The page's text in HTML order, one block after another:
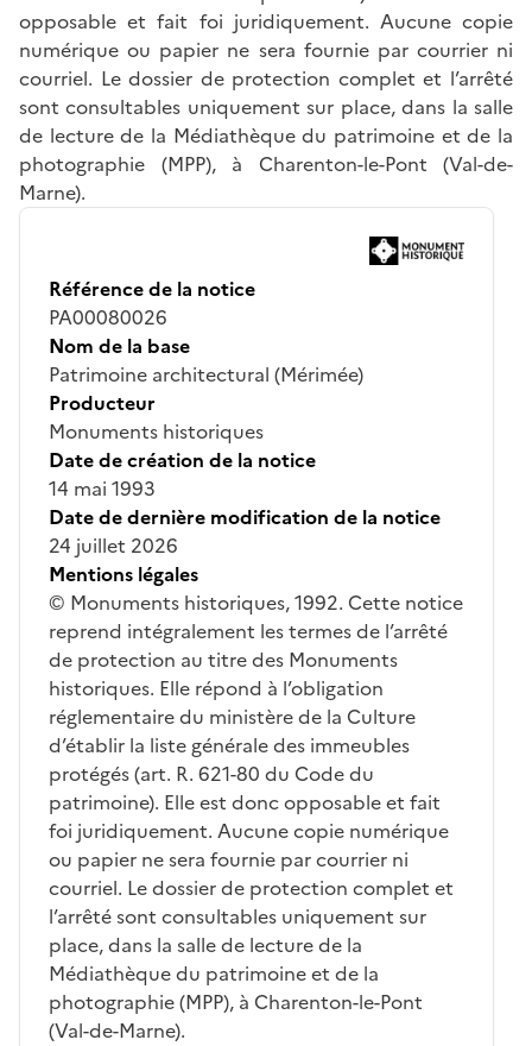
opposable et fait foi juridiquement. Aucune copie
numérique ou papier ne sera fournie par courrier ni
courriel. Le dossier de protection complet et l’arrêté
sont consultables uniquement sur place, dans la salle
de lecture de la Médiathèque du patrimoine et de la
photographie (MPP), à Charenton-le-Pont (Val-de-
Marne).
Référence de la notice
PA00080026
Nom de la base
Patrimoine architectural (Mérimée)
Producteur
Monuments historiques
Date de création de la notice
14 mai 1993
Date de dernière modification de la notice
24 juillet 2026
Mentions légales
© Monuments historiques, 1992. Cette notice
reprend intégralement les termes de l’arrêté
de protection au titre des Monuments
historiques. Elle répond à l’obligation
réglementaire du ministère de la Culture
d’établir la liste générale des immeubles
protégés (art. R. 621-80 du Code du
patrimoine). Elle est donc opposable et fait
foi juridiquement. Aucune copie numérique
ou papier ne sera fournie par courrier ni
courriel. Le dossier de protection complet et
l’arrêté sont consultables uniquement sur
place, dans la salle de lecture de la
Médiathèque du patrimoine et de la
photographie (MPP), à Charenton-le-Pont
(Val-de-Marne).